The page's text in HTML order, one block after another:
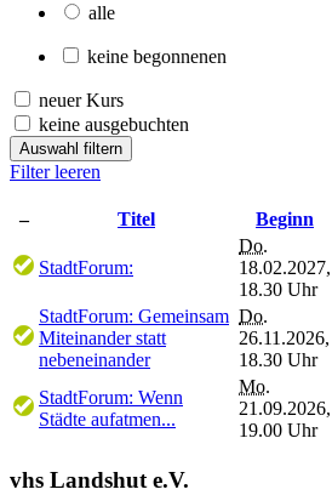
alle
keine begonnenen
neuer Kurs
keine ausgebuchten
Auswahl filtern
Filter leeren
– Titel Beginn
StadtForum:
Do.
18.02.2027,
18.30 Uhr
StadtForum: Gemeinsam
Miteinander statt
nebeneinander
Do.
26.11.2026,
18.30 Uhr
StadtForum: Wenn
Städte aufatmen...
Mo.
21.09.2026,
19.00 Uhr
vhs Landshut e.V.